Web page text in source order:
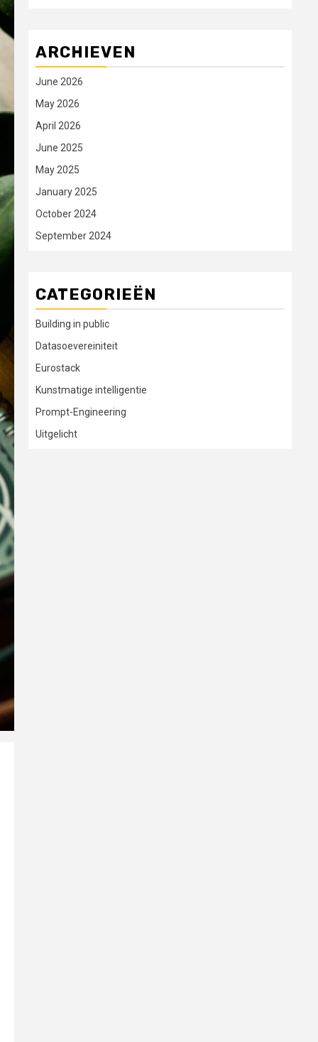
ARCHIEVEN
June 2026
May 2026
April 2026
June 2025
May 2025
January 2025
October 2024
September 2024
CATEGORIEËN
Building in public
Datasoevereiniteit
Eurostack
Kunstmatige intelligentie
Prompt-Engineering
Uitgelicht